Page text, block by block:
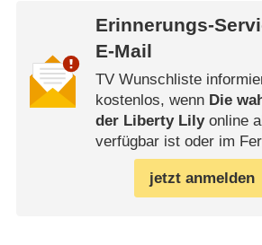
Erinnerungs-
E-Mail
TV Wunschliste
kostenlos, wenn Die
der Liberty Lilyonline
verfügbar ist oder im
jetzt anmelden